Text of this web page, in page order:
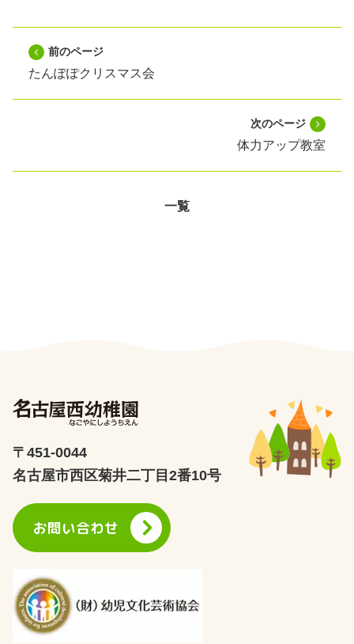
前のページ
たんぽぽクリスマス会
次のページ
体力アップ教室
一覧
〒451-0044
名古屋市西区菊井二丁目2番10号
お問い合わせ